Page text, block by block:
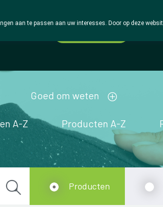
Goed om weten
A-Z Producten A-Z
Producten
aan te passen aan uw interesses. Door op deze